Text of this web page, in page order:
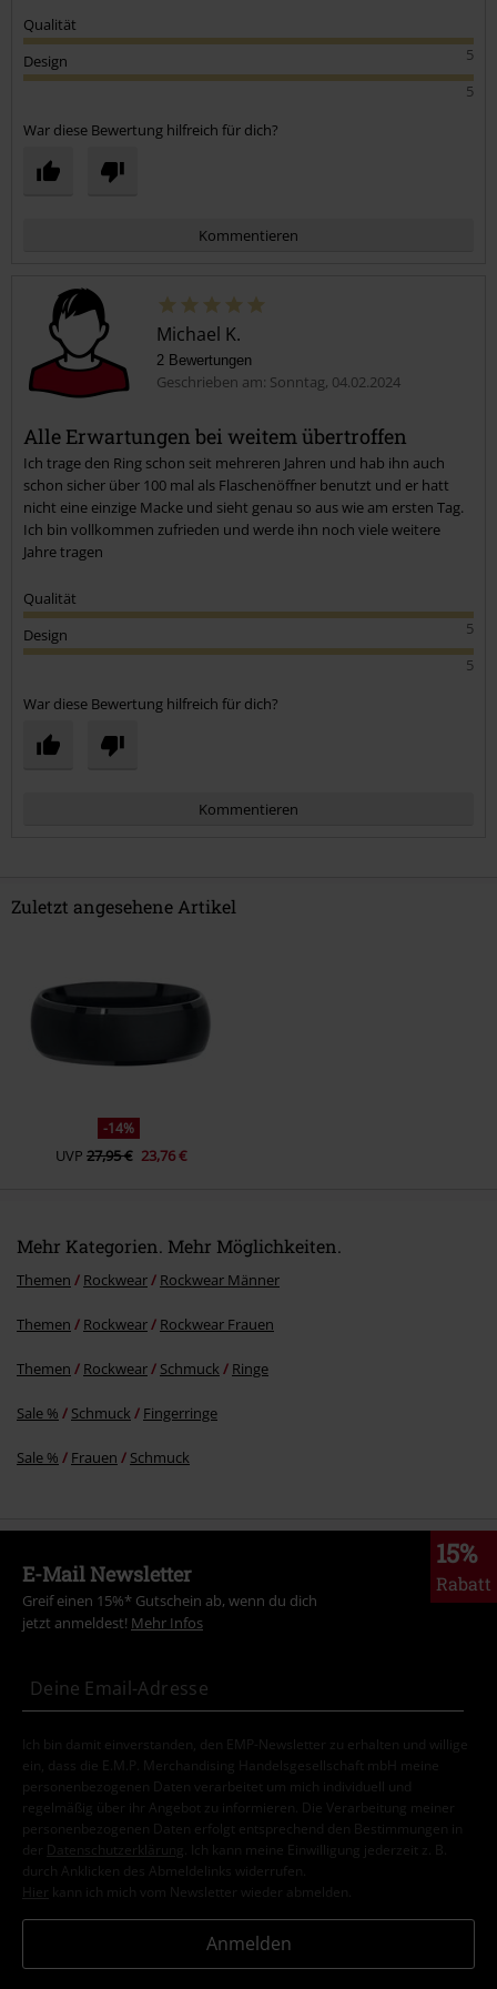
Qualität
5
Design
5
War diese Bewertung hilfreich für dich?
Kommentieren
Kommentar jetzt abschicken!
Michael K.
2 Bewertungen
Geschrieben am: Sonntag, 04.02.2024
Alle Erwartungen bei weitem übertroffen
Ich trage den Ring schon seit mehreren Jahren und hab ihn auch
schon sicher über 100 mal als Flaschenöffner benutzt und er hatt
nicht eine einzige Macke und sieht genau so aus wie am ersten Tag.
Ich bin vollkommen zufrieden und werde ihn noch viele weitere
Jahre tragen
Qualität
5
Design
5
War diese Bewertung hilfreich für dich?
Kommentieren
Kommentar jetzt abschicken!
Zuletzt angesehene Artikel
-14%
UVP 27,95 € 23,76 €
Mehr Kategorien. Mehr Möglichkeiten.
Themen Rockwear Rockwear Männer
Themen Rockwear Rockwear Frauen
Themen Rockwear Schmuck Ringe
Sale % Schmuck Fingerringe
Sale % Frauen Schmuck
15%
Rabatt
E-Mail Newsletter
Greif einen 15%* Gutschein ab, wenn du dich
jetzt anmeldest! Mehr Infos
Ich bin damit einverstanden, den EMP-Newsletter zu erhalten und willige
ein, dass die E.M.P. Merchandising Handelsgesellschaft mbH meine
personenbezogenen Daten verarbeitet um mich individuell und
regelmäßig über ihr Angebot zu informieren. Die Verarbeitung meiner
personenbezogenen Daten erfolgt entsprechend den Bestimmungen in
der
Datenschutzerklärung
. Ich kann meine Einwilligung jederzeit z. B.
durch Anklicken des Abmeldelinks widerrufen.
Hier kann ich mich vom Newsletter wieder abmelden.
Anmelden